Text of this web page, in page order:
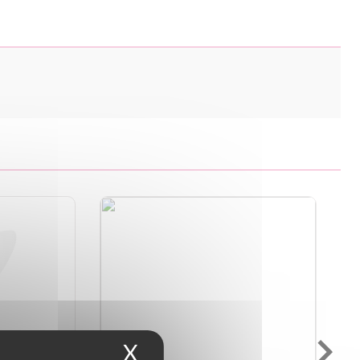
X Masquer le bandeau